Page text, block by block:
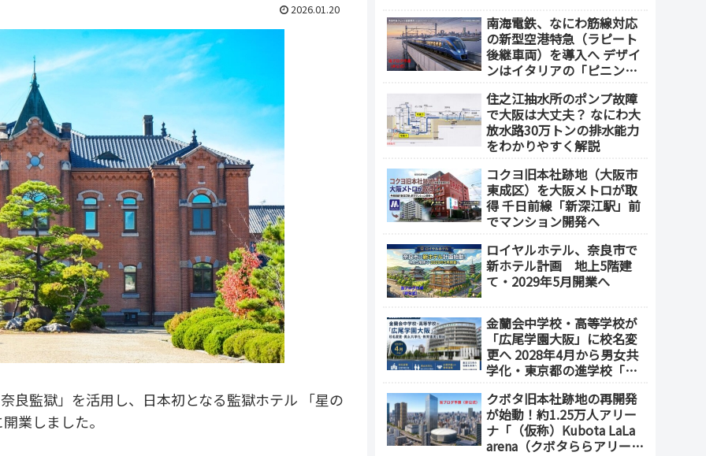
2026.01.20
良監獄」を活用し、日本初となる監獄ホテル 「星の
業しました。
南海電鉄、なにわ筋線対応
の新型空港特急（ラピート
後継車両）を導入へ デザイ
ンはイタリアの「ピニンフ
住之江抽水所のポンプ故障
で大阪は大丈夫？ なにわ大
放水路30万トンの排水能力
をわかりやすく解説
コクヨ旧本社跡地（大阪市
東成区）を大阪メトロが取
得 千日前線「新深江駅」前
でマンション開発へ
ロイヤルホテル、奈良市で
新ホテル計画 地上5階建
て・2029年5月開業へ
金蘭会中学校・高等学校が
「広尾学園大阪」に校名変
更へ 2028年4月から男女共
学化・東京都の進学校「広
クボタ旧本社跡地の再開発
が始動！約1.25万人アリー
ナ「（仮称）Kubota LaLa
arena（クボタららアリー